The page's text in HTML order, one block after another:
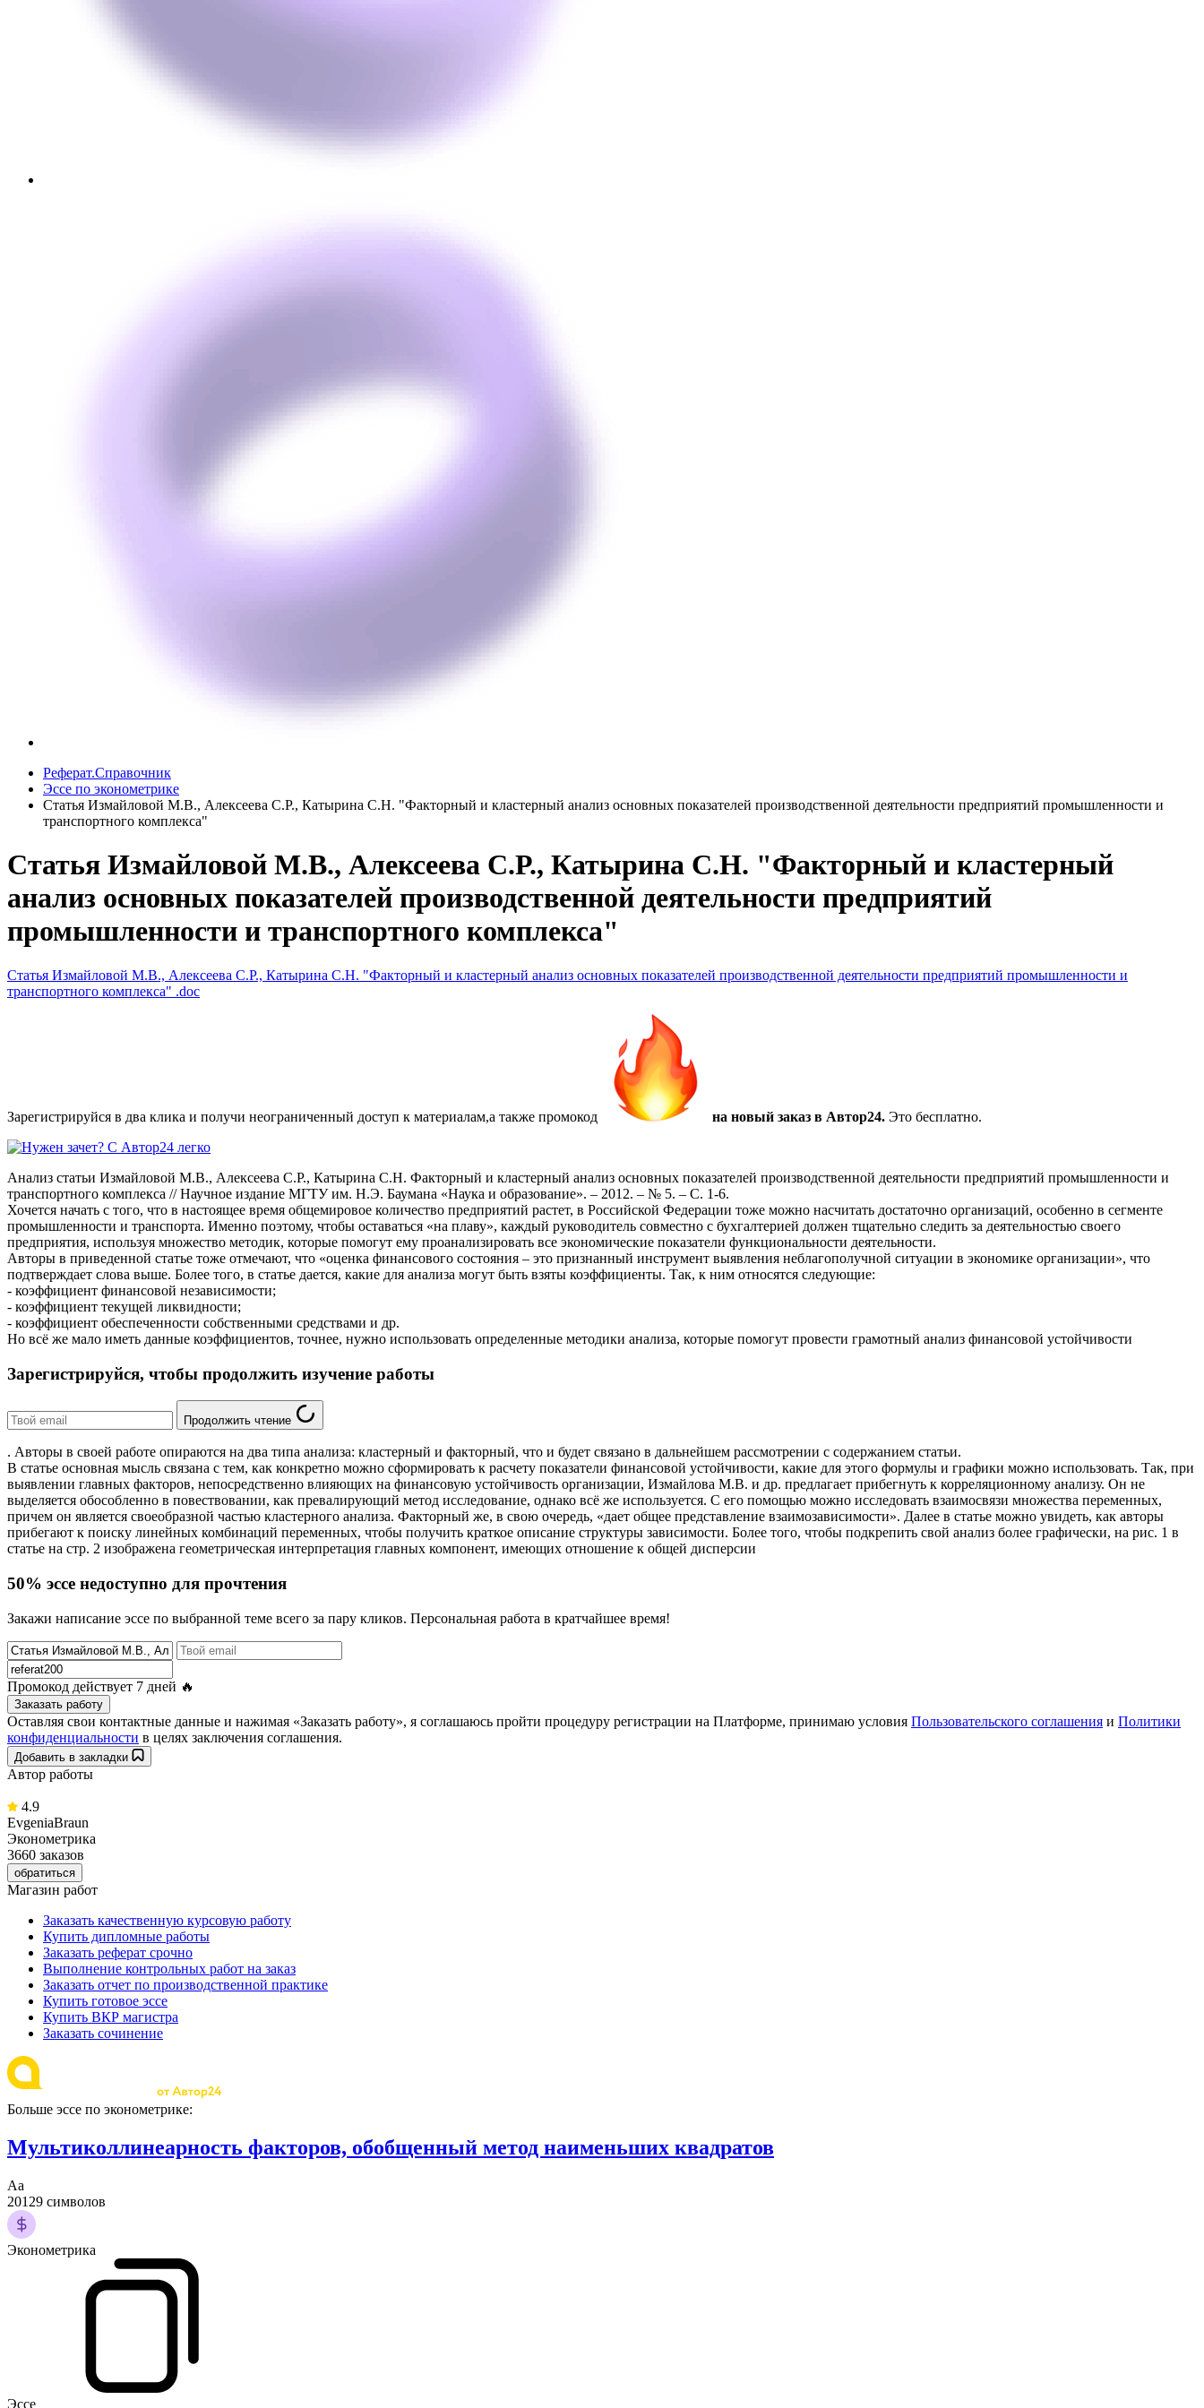
Реферат.Справочник
Эссе по эконометрике
Статья Измайловой М.В., Алексеева С.Р., Катырина С.Н. "Факторный и кластерный анализ основных показателей производственной деятельности предприятий промышленности и
транспортного комплекса"
Статья Измайловой М.В., Алексеева С.Р., Катырина С.Н. "Факторный и кластерный
анализ основных показателей производственной деятельности предприятий
промышленности и транспортного комплекса"
Статья Измайловой М.В., Алексеева С.Р., Катырина С.Н. "Факторный и кластерный анализ основных показателей производственной деятельности предприятий промышленности и
транспортного комплекса" .doc
Зарегистрируйся в два клика и получи неограниченный доступ к материалам,а также промокод на новый заказ в Автор24. Это бесплатно.
Анализ статьи Измайловой М.В., Алексеева С.Р., Катырина С.Н. Факторный и кластерный анализ основных показателей производственной деятельности предприятий промышленности и
транспортного комплекса // Научное издание МГТУ им. Н.Э. Баумана «Наука и образование». – 2012. – № 5. – С. 1-6.
Хочется начать с того, что в настоящее время общемировое количество предприятий растет, в Российской Федерации тоже можно насчитать достаточно организаций, особенно в сегменте
промышленности и транспорта. Именно поэтому, чтобы оставаться «на плаву», каждый руководитель совместно с бухгалтерией должен тщательно следить за деятельностью своего
предприятия, используя множество методик, которые помогут ему проанализировать все экономические показатели функциональности деятельности.
Авторы в приведенной статье тоже отмечают, что «оценка финансового состояния – это признанный инструмент выявления неблагополучной ситуации в экономике организации», что
подтверждает слова выше. Более того, в статье дается, какие для анализа могут быть взяты коэффициенты. Так, к ним относятся следующие:
- коэффициент финансовой независимости;
- коэффициент текущей ликвидности;
- коэффициент обеспеченности собственными средствами и др.
Но всё же мало иметь данные коэффициентов, точнее, нужно использовать определенные методики анализа, которые помогут провести грамотный анализ финансовой устойчивости
Зарегистрируйся, чтобы продолжить изучение работы
Продолжить чтение
. Авторы в своей работе опираются на два типа анализа: кластерный и факторный, что и будет связано в дальнейшем рассмотрении с содержанием статьи.
В статье основная мысль связана с тем, как конкретно можно сформировать к расчету показатели финансовой устойчивости, какие для этого формулы и графики можно использовать. Так, при
выявлении главных факторов, непосредственно влияющих на финансовую устойчивость организации, Измайлова М.В. и др. предлагает прибегнуть к корреляционному анализу. Он не
выделяется обособленно в повествовании, как превалирующий метод исследование, однако всё же используется. С его помощью можно исследовать взаимосвязи множества переменных,
причем он является своеобразной частью кластерного анализа. Факторный же, в свою очередь, «дает общее представление взаимозависимости». Далее в статье можно увидеть, как авторы
прибегают к поиску линейных комбинаций переменных, чтобы получить краткое описание структуры зависимости. Более того, чтобы подкрепить свой анализ более графически, на рис. 1 в
статье на стр. 2 изображена геометрическая интерпретация главных компонент, имеющих отношение к общей дисперсии
50% эссе недоступно для прочтения
Закажи написание эссе по выбранной теме всего за пару кликов. Персональная работа в кратчайшее время!
Промокод действует 7 дней 🔥
Заказать работу
Оставляя свои контактные данные и нажимая «Заказать работу», я соглашаюсь пройти процедуру регистрации на Платформе, принимаю условия Пользовательского соглашения и Политики
конфиденциальности в целях заключения соглашения.
Добавить в закладки
Автор работы
4.9
EvgeniaBraun
Эконометрика
3660 заказов
обратиться
Магазин работ
Заказать качественную курсовую работу
Купить дипломные работы
Заказать реферат срочно
Выполнение контрольных работ на заказ
Заказать отчет по производственной практике
Купить готовое эссе
Купить ВКР магистра
Заказать сочинение
Больше эссе по эконометрике:
Мультиколлинеарность факторов, обобщенный метод наименьших квадратов
Аа
20129 символов
Эконометрика
Эссе